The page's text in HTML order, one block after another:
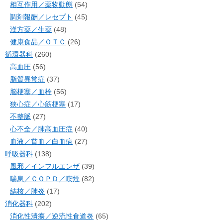
相互作用／薬物動態 (54)
調剤報酬／レセプト (45)
漢方薬／生薬 (48)
健康食品／ＯＴＣ (26)
循環器科 (260)
高血圧 (56)
脂質異常症 (37)
脳梗塞／血栓 (56)
狭心症／心筋梗塞 (17)
不整脈 (27)
心不全／肺高血圧症 (40)
血液／貧血／白血病 (27)
呼吸器科 (138)
風邪／インフルエンザ (39)
喘息／ＣＯＰＤ／喫煙 (82)
結核／肺炎 (17)
消化器科 (202)
消化性潰瘍／逆流性食道炎 (65)